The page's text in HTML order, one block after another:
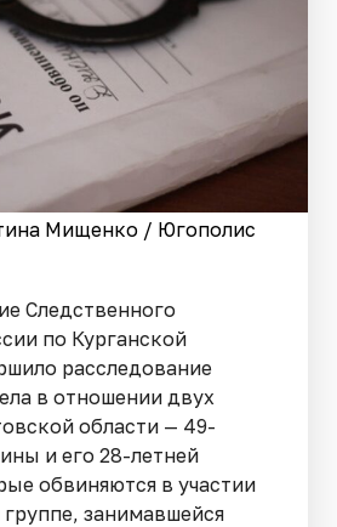
Мищенко / Югополис
Следственного
по Курганской
расследование
в отношении двух
области — 49-
и его 28-летней
обвиняются в участии
занимавшейся